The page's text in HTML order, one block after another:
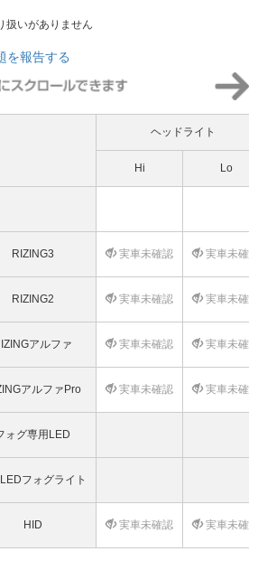
扱いがありません
を報告する
ヘッドライト
Hi Lo
RIZING3 実車未確認 実車未確
RIZING2 実車未確認 実車未確
アルファ 実車未確認 実車未確
アルファPro 実車未確認 実車未確
ォグ専用LED
フォグライト
HID 実車未確認 実車未確